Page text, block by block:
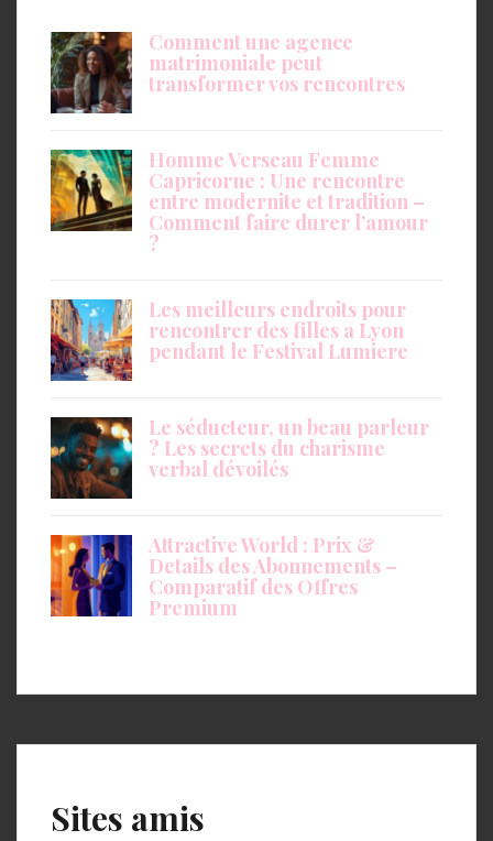
Comment une agence
matrimoniale peut
transformer vos rencontres
Homme Verseau Femme
Capricorne : Une rencontre
entre modernite et tradition –
Comment faire durer l’amour
?
Les meilleurs endroits pour
rencontrer des filles a Lyon
pendant le Festival Lumiere
Le séducteur, un beau parleur
? Les secrets du charisme
verbal dévoilés
Attractive World : Prix &
Details des Abonnements –
Comparatif des Offres
Premium
Sites amis